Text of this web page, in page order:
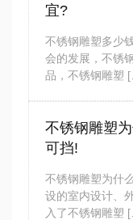
宜?
不锈钢雕塑多少
会的发展，不锈
品，不锈钢雕塑
不锈钢雕塑
可挡!
不锈钢雕塑为什
设的室内设计、
入了不锈钢雕塑